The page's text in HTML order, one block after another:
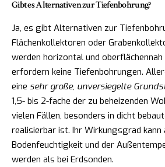
Gibt es Alternativen zur Tiefenbohrung?
Ja, es gibt Alternativen zur
Flächenkollektoren oder
werden horizontal und
erfordern keine Tiefenbohrungen.
eine sehr große, unversiegelte
1,5- bis 2-fache der zu beheizenden
vielen Fällen, besonders in dicht
realisierbar ist. Ihr Wirkungsgrad
Bodenfeuchtigkeit und der
werden als bei Erdsonden.